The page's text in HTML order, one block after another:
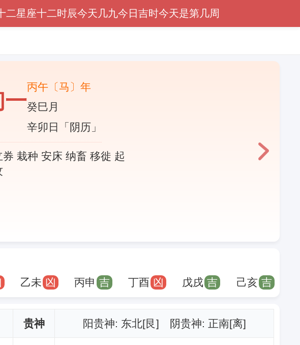
二星座十二时辰今天几九今日吉时今天是第几周
一
丙午〔马〕年
癸巳月
辛卯日「阴历」
栽种 安床 纳畜 移徙 起
乙未 凶 丙申 吉 丁酉 凶 戊戌 吉 己亥 吉
贵神 阳贵神: 东北[艮] 阴贵神: 正南[离]